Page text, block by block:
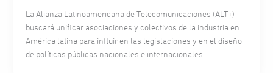
La Alianza Latinoamericana de Telecomunicaciones (ALT+)
buscará unificar asociaciones y colectivos de la industria en
América latina para influir en las legislaciones y en el diseño
de políticas públicas nacionales e internacionales.